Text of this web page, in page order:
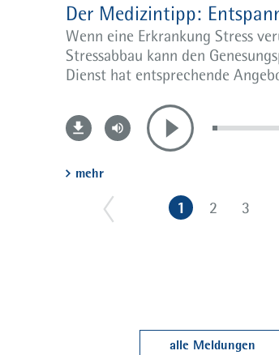
Der Medizintipp:
Wenn eine Erkrankung Stress
Stressabbau kann den
Dienst hat entsprechende
mehr
1 2 3
alle Meldungen